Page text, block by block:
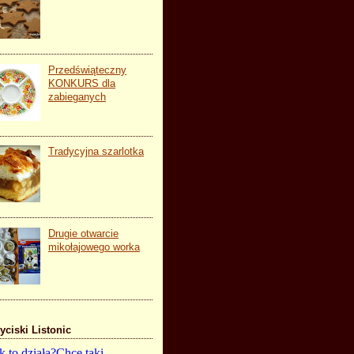
Przedświąteczny
KONKURS dla
zabieganych
Tradycyjna szarlotka
Drugie otwarcie
mikołajowego worka
Listonic